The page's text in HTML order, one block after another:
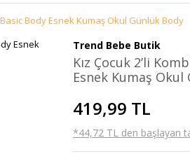
Basic Body Esnek Kumaş Okul Günlük Body
Trend Bebe Butik
Kız Çocuk 2’li
Esnek Kumaş Okul
419,99 TL
*44,72 TL den başlayan